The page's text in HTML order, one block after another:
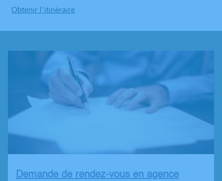
Obtenir l’itinéraire
Demande de rendez-vous en agence